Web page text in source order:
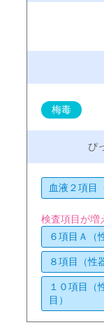
梅毒
血液２項目
検査項目が増
６項目Ａ（
８項目（性
１０項目（
目）